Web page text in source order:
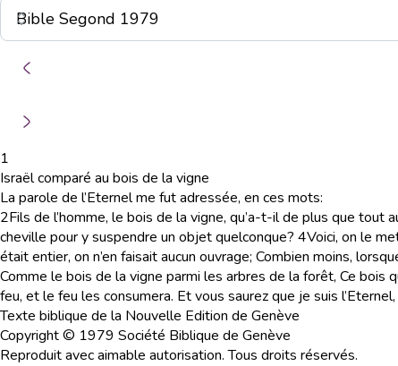
1
Israël comparé au bois de la vigne
La parole de l’Eternel me fut adressée, en ces mots:
2Fils de l’homme, le bois de la vigne, qu’a-t-il de plus que
cheville pour y suspendre un objet quelconque? 4Voici, on le
était entier, on n’en faisait aucun ouvrage; Combien moins,
Comme le bois de la vigne parmi les arbres de la forêt, Ce bois
feu, et le feu les consumera. Et vous saurez que je suis
Texte biblique de la Nouvelle Edition de Genève
Copyright © 1979 Société Biblique de Genève
Reproduit avec aimable autorisation. Tous droits réservés.